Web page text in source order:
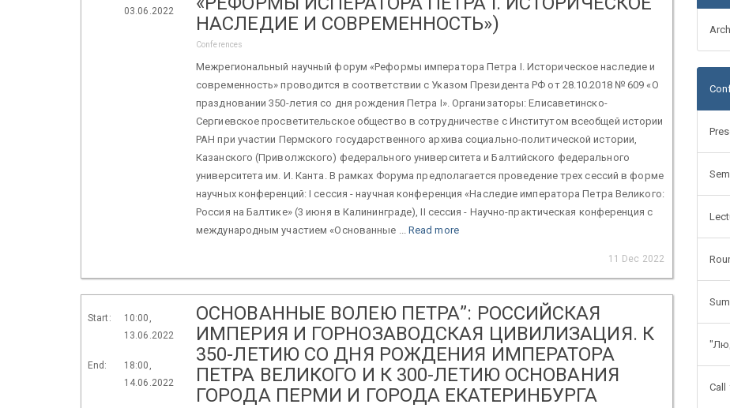
03.06.2022
НАСЛЕДИЕ И СОВРЕМЕННОСТЬ»)
Conferences
Межрегиональный научный форум «Реформы императора Петра I. Историческое наследие и
современность» проводится в соответствии с Указом Президента РФ от 28.10.2018 № 609 «О
праздновании 350-летия со дня рождения Петра I». Организаторы: Елисаветинско-
Сергиевское просветительское общество в сотрудничестве с Институтом всеобщей истории
РАН при участии Пермского государственного архива социально-политической истории,
Казанского (Приволжского) федерального университета и Балтийского федерального
университета им. И. Канта. В рамках Форума предполагается проведение трех сессий в форме
научных конференций: I сессия - научная конференция «Наследие императора Петра Великого:
Россия на Балтике» (3 июня в Калининграде), II сессия - Научно-практическая конференция с
международным участием «Основанные ... Read more
11 Dec 2022
Start:
10:00,
13.06.2022
End:
18:00,
14.06.2022
ОСНОВАННЫЕ ВОЛЕЮ ПЕТРА”: РОССИЙСКАЯ
ИМПЕРИЯ И ГОРНОЗАВОДСКАЯ ЦИВИЛИЗАЦИЯ. К
350-ЛЕТИЮ СО ДНЯ РОЖДЕНИЯ ИМПЕРАТОРА
ПЕТРА ВЕЛИКОГО И К 300-ЛЕТИЮ ОСНОВАНИЯ
ГОРОДА ПЕРМИ И ГОРОДА ЕКАТЕРИНБУРГА
Call